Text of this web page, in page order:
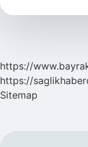
https://
https://
Sitemap